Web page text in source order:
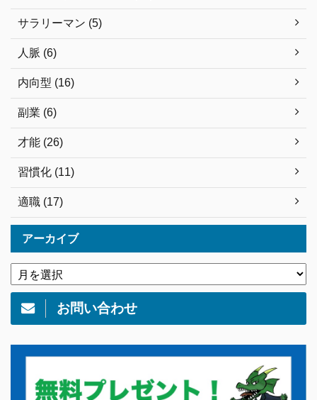
サラリーマン (5)
人脈 (6)
内向型 (16)
副業 (6)
才能 (26)
習慣化 (11)
適職 (17)
アーカイブ
お問い合わせ